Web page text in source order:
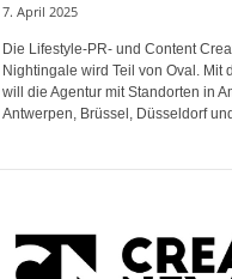
7. April 2025
Die Lifestyle-PR- und Content
Nightingale wird Teil von Oval. Mit
will die Agentur mit Standorten in
Antwerpen, Brüssel, Düsseldorf